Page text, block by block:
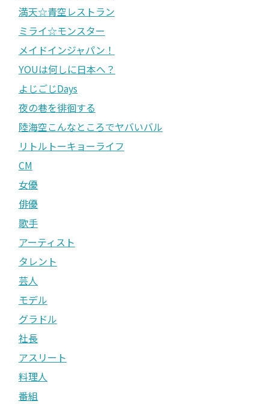
満天☆青空レストラン
ミライ☆モンスター
メイドインジャパン！
YOUは何しに日本へ？
よじごじDays
夜の巷を徘徊する
陸海空こんなところでヤバいバル
リトルトーキョーライフ
CM
女優
俳優
歌手
アーティスト
タレント
芸人
モデル
グラドル
社長
アスリート
料理人
番組